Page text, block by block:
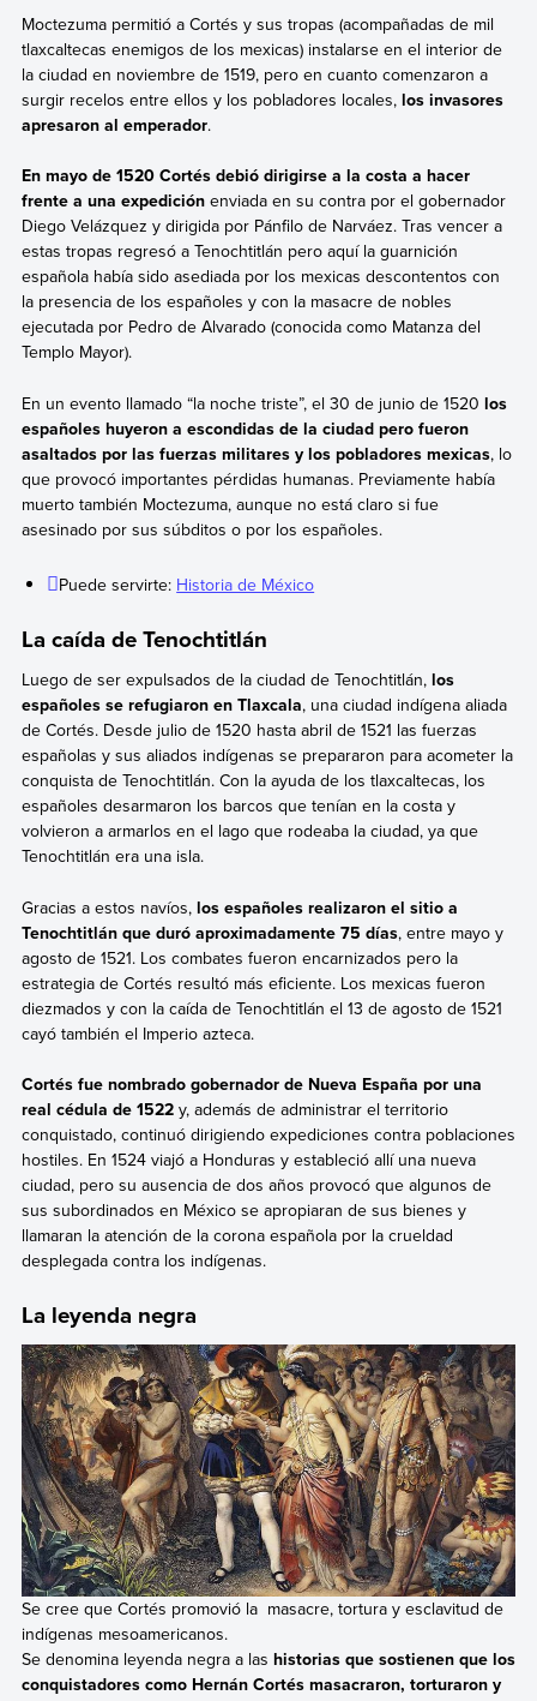
Moctezuma permitió a Cortés y sus tropas (acompañadas de mil
tlaxcaltecas enemigos de los mexicas) instalarse en el interior de
la ciudad en noviembre de 1519, pero en cuanto comenzaron a
surgir recelos entre ellos y los pobladores locales,los invasores
apresaron al emperador.
En mayo de 1520 Cortés debió dirigirse a la costa a hacer
frente a una expediciónenviada en su contra por el gobernador
Diego Velázquez y dirigida por Pánfilo de Narváez. Tras vencer a
estas tropas regresó a Tenochtitlán pero aquí la guarnición
española había sido asediada por los mexicas descontentos con
la presencia de los españoles y con la masacre de nobles
ejecutada por Pedro de Alvarado (conocida como Matanza del
Templo Mayor).
En un evento llamado “la noche triste”, el 30 de junio de 1520 los
españoles huyeron a escondidas de la ciudad pero fueron
asaltados por las fuerzas militares y los pobladores mexicas, lo
que provocó importantes pérdidas humanas. Previamente había
muerto también Moctezuma, aunque no está claro si fue
asesinado por sus súbditos o por los españoles.
Puede servirte: Historia de México
La caída de Tenochtitlán
Luego de ser expulsados de la ciudad de Tenochtitlán, los
españoles se refugiaron en Tlaxcala, una ciudad indígena aliada
de Cortés. Desde julio de 1520 hasta abril de 1521 las fuerzas
españolas y sus aliados indígenas se prepararon para acometer la
conquista de Tenochtitlán. Con la ayuda de los tlaxcaltecas, los
españoles desarmaron los barcos que tenían en la costa y
volvieron a armarlos en el lago que rodeaba la ciudad, ya que
Tenochtitlán era una isla.
Gracias a estos navíos,los españoles realizaron el sitio a
Tenochtitlán que duró aproximadamente 75 días, entre mayo y
agosto de 1521. Los combates fueron encarnizados pero la
estrategia de Cortés resultó más eficiente. Los mexicas fueron
diezmados y con la caída de Tenochtitlán el 13 de agosto de 1521
cayó también el Imperio azteca.
Cortés fue nombrado gobernador de Nueva España por una
real cédula de 1522y, además de administrar el territorio
conquistado, continuó dirigiendo expediciones contra poblaciones
hostiles. En 1524 viajó a Honduras y estableció allí una nueva
ciudad, pero su ausencia de dos años provocó que algunos de
sus subordinados en México se apropiaran de sus bienes y
llamaran la atención de la corona española por la crueldad
desplegada contra los indígenas.
La leyenda negra
Se cree que Cortés promovió la masacre, tortura y esclavitud de
indígenas mesoamericanos.
Se denomina leyenda negra a las historias que sostienen que los
conquistadores como Hernán Cortés masacraron, torturaron y